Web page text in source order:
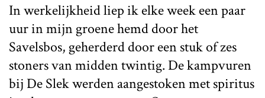
In werkelijkheid liep ik elke week een paar
uur in mijn groene hemd door het
Savelsbos, geherderd door een stuk of zes
stoners van midden twintig. De kampvuren
bij De Slek werden aangestoken met spiritus